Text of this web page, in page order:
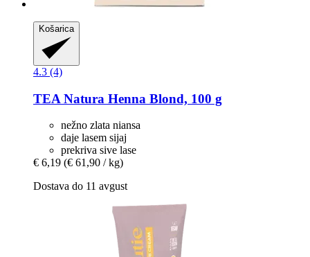
Košarica
4.3 (4)
TEA Natura Henna Blond, 100 g
nežno zlata niansa
daje lasem sijaj
prekriva sive lase
€ 6,19 (€ 61,90 / kg)
Dostava do 11 avgust